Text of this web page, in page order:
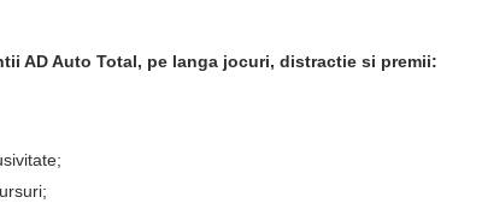
AD Auto Total, pe langa jocuri, distractie si premii: